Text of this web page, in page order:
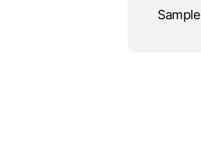
Sample